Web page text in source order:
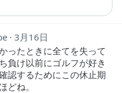
3月16日
ったときに全てを失って
負け以前にゴルフが好き
認するためにこの休止期
どね。